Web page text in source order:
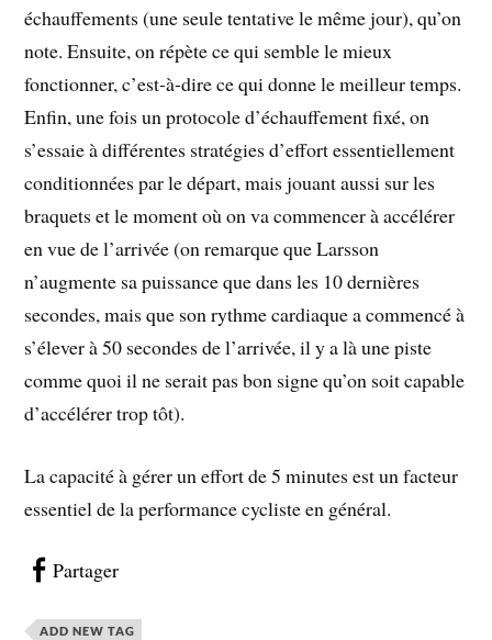
échauffements (une seule tentative le même jour), qu’on
note. Ensuite, on répète ce qui semble le mieux
fonctionner, c’est-à-dire ce qui donne le meilleur temps.
Enfin, une fois un protocole d’échauffement fixé, on
s’essaie à différentes stratégies d’effort essentiellement
conditionnées par le départ, mais jouant aussi sur les
braquets et le moment où on va commencer à accélérer
en vue de l’arrivée (on remarque que Larsson
n’augmente sa puissance que dans les 10 dernières
secondes, mais que son rythme cardiaque a commencé à
s’élever à 50 secondes de l’arrivée, il y a là une piste
comme quoi il ne serait pas bon signe qu’on soit capable
d’accélérer trop tôt).
La capacité à gérer un effort de 5 minutes est un facteur
essentiel de la performance cycliste en général.
Partager
ADD NEW TAG